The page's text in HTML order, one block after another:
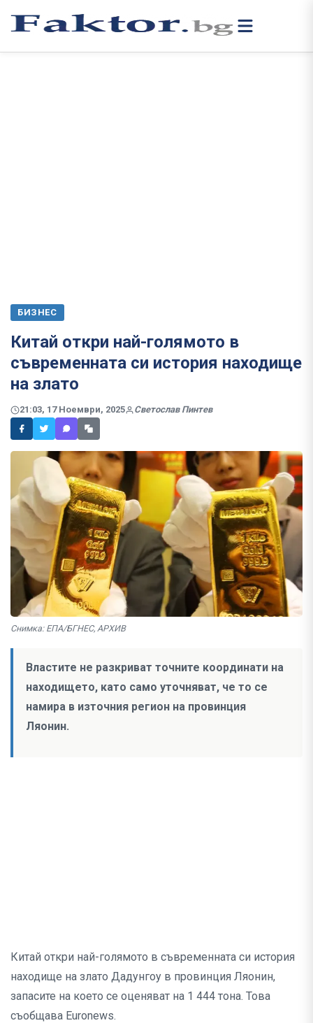
БИЗНЕС
Китай откри най-голямото в
съвременната си история находище
на злато
21:03, 17 Ноември, 2025 Светослав Пинтев
Снимка: ЕПА/БГНЕС, АРХИВ
Властите не разкриват точните координати на
находището, като само уточняват, че то се
намира в източния регион на провинция
Ляонин.
Китай откри най-голямото в съвременната си история
находище на злато Дадунгоу в провинция Ляонин,
запасите на което се оценяват на 1 444 тона. Това
съобщава Euronews.